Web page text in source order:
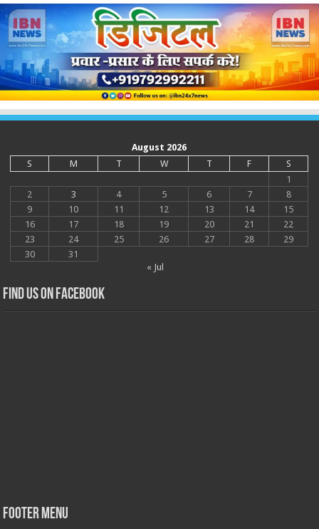
August 2026
S
M T W T F
S
1
2
3 4 5 6 7
8
9
10 11 12 13 14
15
16
17 18 19 20 21
22
23
24 25 26 27 28
29
30
31
« Jul
Find us on Facebook
Footer Menu